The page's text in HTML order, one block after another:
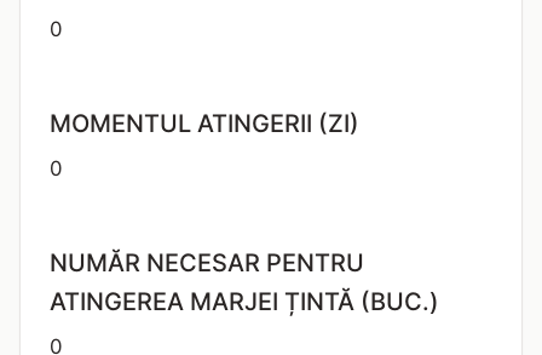
0
MOMENTUL ATINGERII (ZI)
0
NUMĂR NECESAR PENTRU
ATINGEREA MARJEI ȚINTĂ (BUC.)
0